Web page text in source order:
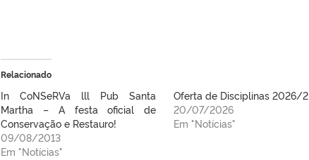
Relacionado
In CoNSeRVa lll Pub Santa
Martha – A festa oficial de
Conservação e Restauro!
09/08/2013
Em "Notícias"
Oferta de Disciplinas 2026/2
20/07/2026
Em "Notícias"